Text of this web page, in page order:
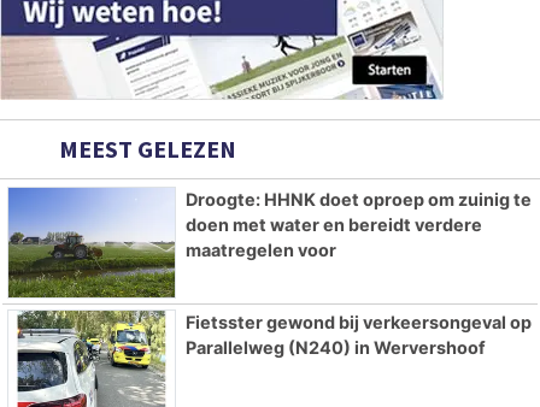
MEEST GELEZEN
Droogte: HHNK doet oproep om zuinig te
doen met water en bereidt verdere
maatregelen voor
Fietsster gewond bij verkeersongeval op
Parallelweg (N240) in Wervershoof